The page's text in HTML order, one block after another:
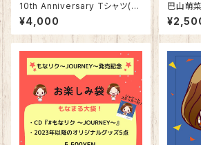
10th Anniversary Tシャツ(LL
のみ)
¥4,000
巴山萌
ボレーシ
ャツ」